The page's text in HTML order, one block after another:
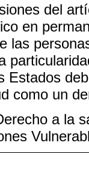
del
en
las
Estados
como un
a la